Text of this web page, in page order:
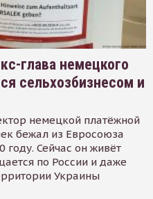
глава немецкого
сельхозбизнесом и
немецкой платёжной
бежал из Евросоюза
году. Сейчас он живёт
по России и даже
Украины